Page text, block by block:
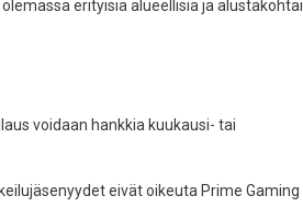
erityisiä alueellisia ja
voidaan hankkia kuukausi- tai
eivät oikeuta Prime Gaming